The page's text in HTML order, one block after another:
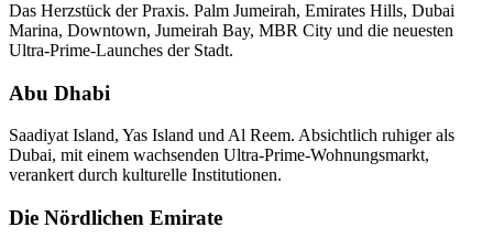
Das Herzstück der Praxis. Palm Jumeirah, Emirates Hills, Dubai
Marina, Downtown, Jumeirah Bay, MBR City und die neuesten
Ultra-Prime-Launches der Stadt.
Abu Dhabi
Saadiyat Island, Yas Island und Al Reem. Absichtlich ruhiger als
Dubai, mit einem wachsenden Ultra-Prime-Wohnungsmarkt,
verankert durch kulturelle Institutionen.
Die Nördlichen Emirate